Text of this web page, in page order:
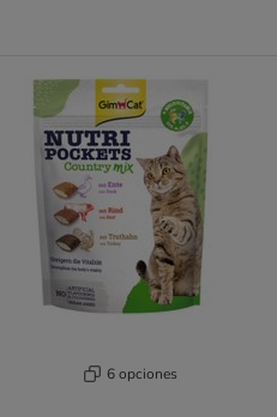
6 opciones